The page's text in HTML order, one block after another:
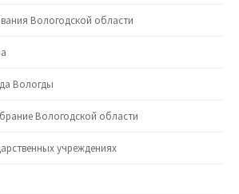
Вологодской области
Вологды
Вологодской области
учреждениях